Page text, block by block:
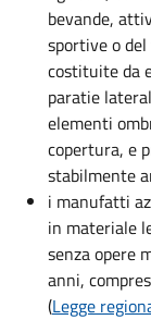
bevande,
sportive o
costituite da
paratie
elementi
copertura, e
stabilmente
i manufatti
in materiale
senza opere
anni,
(Legge